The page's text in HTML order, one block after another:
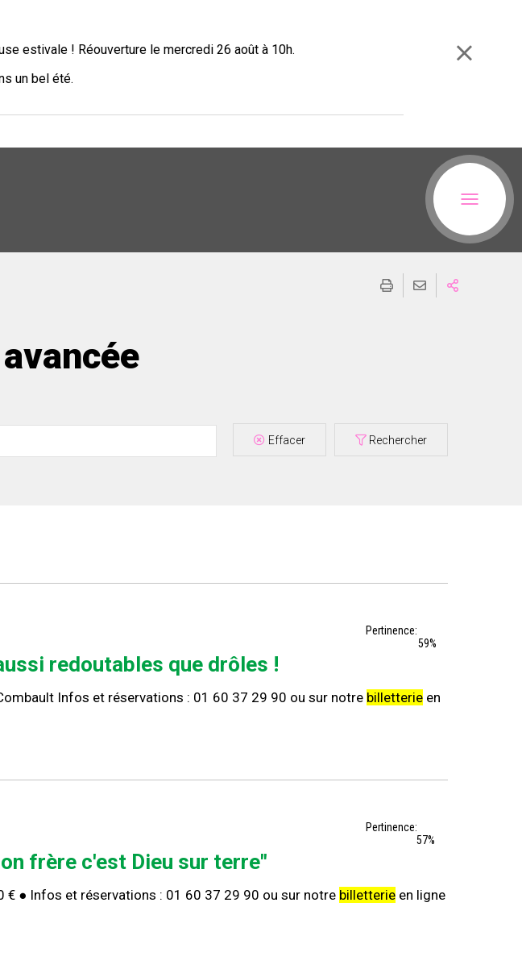
estivale ! Réouverture le mercredi 26 août à 10h.
un bel été.
Effacer Rechercher
Pertinence:
59%
redoutables que drôles !
Infos et réservations : 01 60 37 29 90 ou sur notre billetterieen
Pertinence:
57%
frère c'est Dieu sur terre"
€ ● Infos et réservations : 01 60 37 29 90 ou sur notre billetterieen ligne